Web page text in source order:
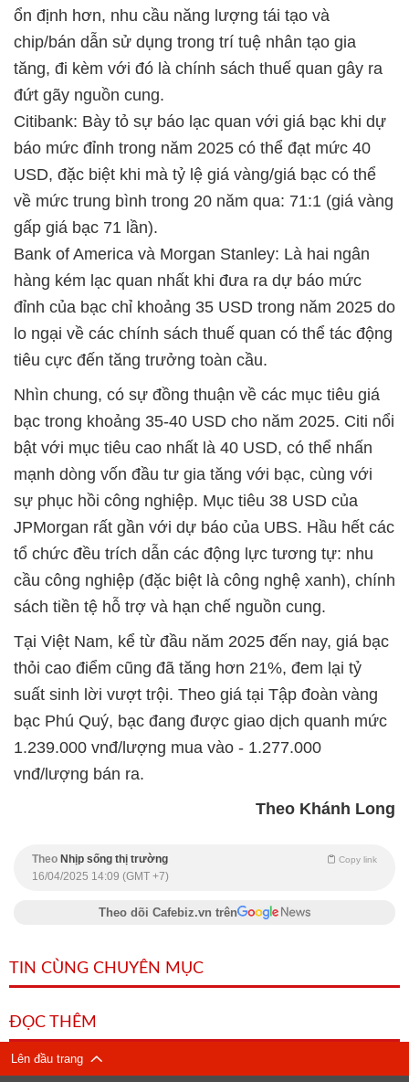
ổn định hơn, nhu cầu năng lượng tái tạo và
chip/bán dẫn sử dụng trong trí tuệ nhân tạo gia
tăng, đi kèm với đó là chính sách thuế quan gây ra
đứt gãy nguồn cung.
Citibank: Bày tỏ sự báo lạc quan với giá bạc khi dự
báo mức đỉnh trong năm 2025 có thể đạt mức 40
USD, đặc biệt khi mà tỷ lệ giá vàng/giá bạc có thể
về mức trung bình trong 20 năm qua: 71:1 (giá vàng
gấp giá bạc 71 lần).
Bank of America và Morgan Stanley: Là hai ngân
hàng kém lạc quan nhất khi đưa ra dự báo mức
đỉnh của bạc chỉ khoảng 35 USD trong năm 2025 do
lo ngại về các chính sách thuế quan có thể tác động
tiêu cực đến tăng trưởng toàn cầu.
Nhìn chung, có sự đồng thuận về các mục tiêu giá
bạc trong khoảng 35-40 USD cho năm 2025. Citi nổi
bật với mục tiêu cao nhất là 40 USD, có thể nhấn
mạnh dòng vốn đầu tư gia tăng với bạc, cùng với
sự phục hồi công nghiệp. Mục tiêu 38 USD của
JPMorgan rất gần với dự báo của UBS. Hầu hết các
tổ chức đều trích dẫn các động lực tương tự: nhu
cầu công nghiệp (đặc biệt là công nghệ xanh), chính
sách tiền tệ hỗ trợ và hạn chế nguồn cung.
Tại Việt Nam, kể từ đầu năm 2025 đến nay, giá bạc
thỏi cao điểm cũng đã tăng hơn 21%, đem lại tỷ
suất sinh lời vượt trội. Theo giá tại Tập đoàn vàng
bạc Phú Quý, bạc đang được giao dịch quanh mức
1.239.000 vnđ/lượng mua vào - 1.277.000
vnđ/lượng bán ra.
Theo Khánh Long
Theo Nhịp sống thị trường Copy link
16/04/2025 14:09 (GMT +7)
Theo dõi Cafebiz.vn trên
TIN CÙNG CHUYÊN MỤC
ĐỌC THÊM
Lên đầu trang